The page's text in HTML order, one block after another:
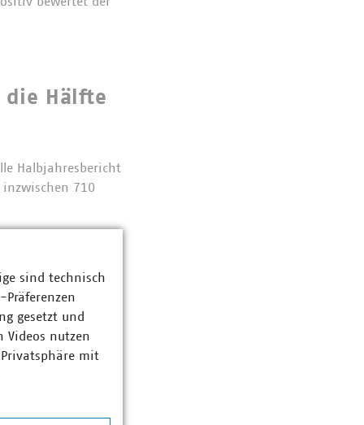
die Hälfte
Halbjahresbericht
710
(EEG 2027) und
Fortschritte bei
sind technisch
gesetzt und
Videos nutzen
mit